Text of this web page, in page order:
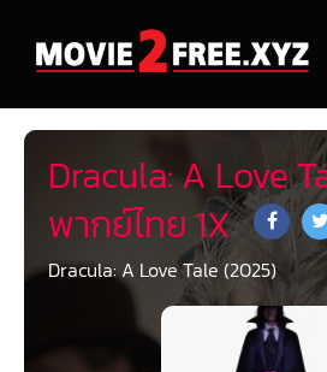
Dracula: A Love
พากย์ไทย 1X
Dracula: A Love Tale (2025)